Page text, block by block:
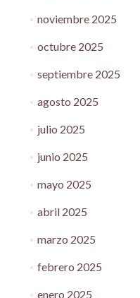
noviembre 2025
octubre 2025
septiembre 2025
agosto 2025
julio 2025
junio 2025
mayo 2025
abril 2025
marzo 2025
febrero 2025
enero 2025